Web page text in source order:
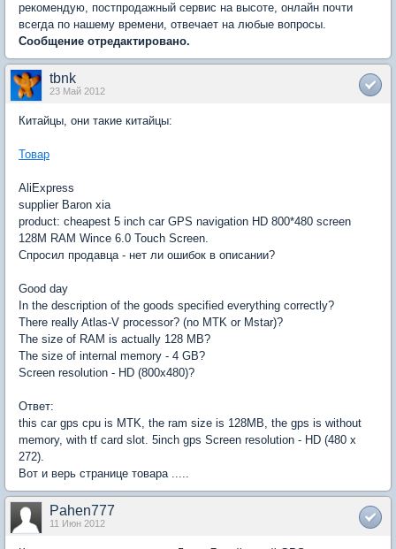
рекомендую, постпродажный сервис на высоте, онлайн почти
всегда по нашему времени, отвечает на любые вопросы.
Сообщение отредактировано.
tbnk
23 Май 2012
Китайцы, они такие китайцы:
Товар
AliExpress
supplier Baron xia
product: cheapest 5 inch car GPS navigation HD 800*480 screen
128M RAM Wince 6.0 Touch Screen.
Спросил продавца - нет ли ошибок в описании?
Good day
In the description of the goods specified everything correctly?
There really Atlas-V processor? (no MTK or Mstar)?
The size of RAM is actually 128 MB?
The size of internal memory - 4 GB?
Screen resolution - HD (800x480)?
Ответ:
this car gps cpu is MTK, the ram size is 128MB, the gps is without
memory, with tf card slot. 5inch gps Screen resolution - HD (480 x
272).
Вот и верь странице товара .....
Pahen777
11 Июн 2012